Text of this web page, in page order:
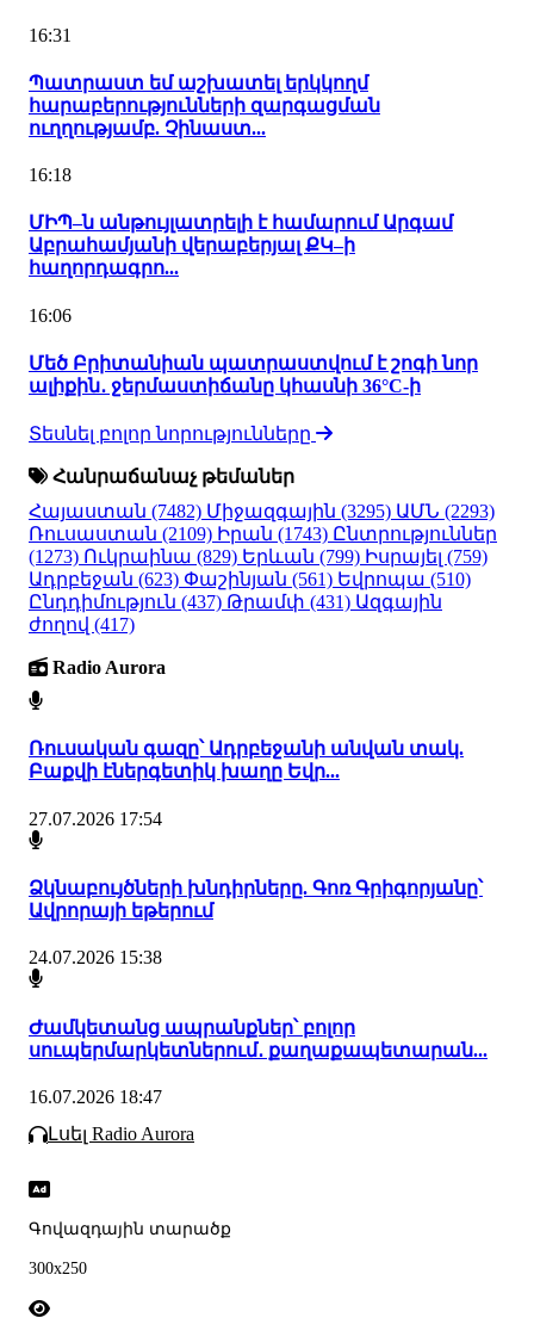
16:31
Պատրաստ եմ աշխատել երկկողմ
հարաբերությունների զարգացման
ուղղությամբ. Չինաստ...
16:18
ՄԻՊ–ն անթույլատրելի է համարում Արգամ
Աբրահամյանի վերաբերյալ ՔԿ–ի
հաղորդագրո...
16:06
Մեծ Բրիտանիան պատրաստվում է շոգի նոր
ալիքին․ ջերմաստիճանը կհասնի 36°C-ի
Տեսնել բոլոր նորությունները
Հանրաճանաչ թեմաներ
Հայաստան (7482) Միջազգային (3295) ԱՄՆ (2293)
Ռուսաստան (2109) Իրան (1743) Ընտրություններ
(1273) Ուկրաինա (829) Երևան (799) Իսրայել (759)
Ադրբեջան (623) Փաշինյան (561) Եվրոպա (510)
Ընդդիմություն (437) Թրամփ (431) Ազգային
ժողով (417)
Radio Aurora
Ռուսական գազը՝ Ադրբեջանի անվան տակ.
Բաքվի էներգետիկ խաղը Եվր...
27.07.2026 17:54
Ձկնաբույծների խնդիրները. Գոռ Գրիգորյանը՝
Ավրորայի եթերում
24.07.2026 15:38
Ժամկետանց ապրանքներ՝ բոլոր
սուպերմարկետներում․ քաղաքապետարան...
16.07.2026 18:47
Լսել Radio Aurora
Գովազդային տարածք
300x250